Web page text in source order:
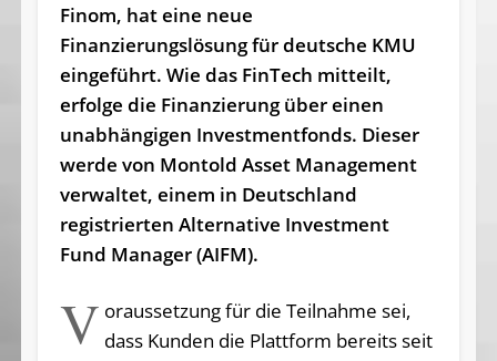
Finom, hat eine neue
Finanzierungslösung für deutsche KMU
eingeführt. Wie das FinTech mitteilt,
erfolge die Finanzierung über einen
unabhängigen Investmentfonds. Dieser
werde von Montold Asset Management
verwaltet, einem in Deutschland
registrierten Alternative Investment
Fund Manager (AIFM).
V oraussetzung für die Teilnahme sei,
dass Kunden die Plattform bereits seit